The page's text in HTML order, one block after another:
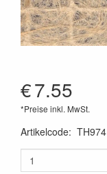
€7.55
*Preise inkl. MwSt.
Artikelcode: TH974